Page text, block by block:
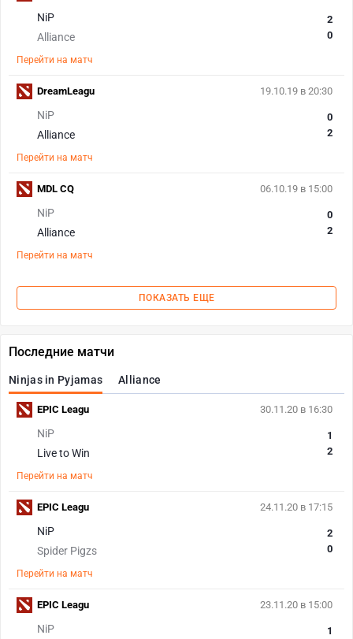
NiP
Alliance
2
0
Перейти на матч
19.10.19 в 20:30
NiP
Alliance
0
2
Перейти на матч
DreamLeagu
06.10.19 в 15:00
NiP
Alliance
0
2
Перейти на матч
MDL CQ
ПОКАЗАТЬ ЕЩЕ
Последние матчи
Ninjas in Pyjamas Alliance
30.11.20 в 16:30
NiP
Live to Win
1
2
Перейти на матч
EPIC Leagu
24.11.20 в 17:15
NiP
Spider Pigzs
2
0
Перейти на матч
EPIC Leagu
23.11.20 в 15:00
NiP
1
EPIC Leagu